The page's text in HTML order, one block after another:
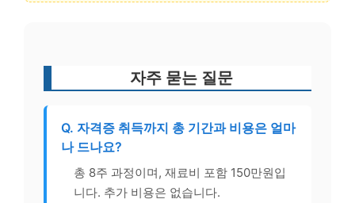
자주 묻는 질문
Q. 자격증 취득까지 총 기간과 비용은 얼마
나 드나요?
총 8주 과정이며, 재료비 포함 150만원입
니다. 추가 비용은 없습니다.